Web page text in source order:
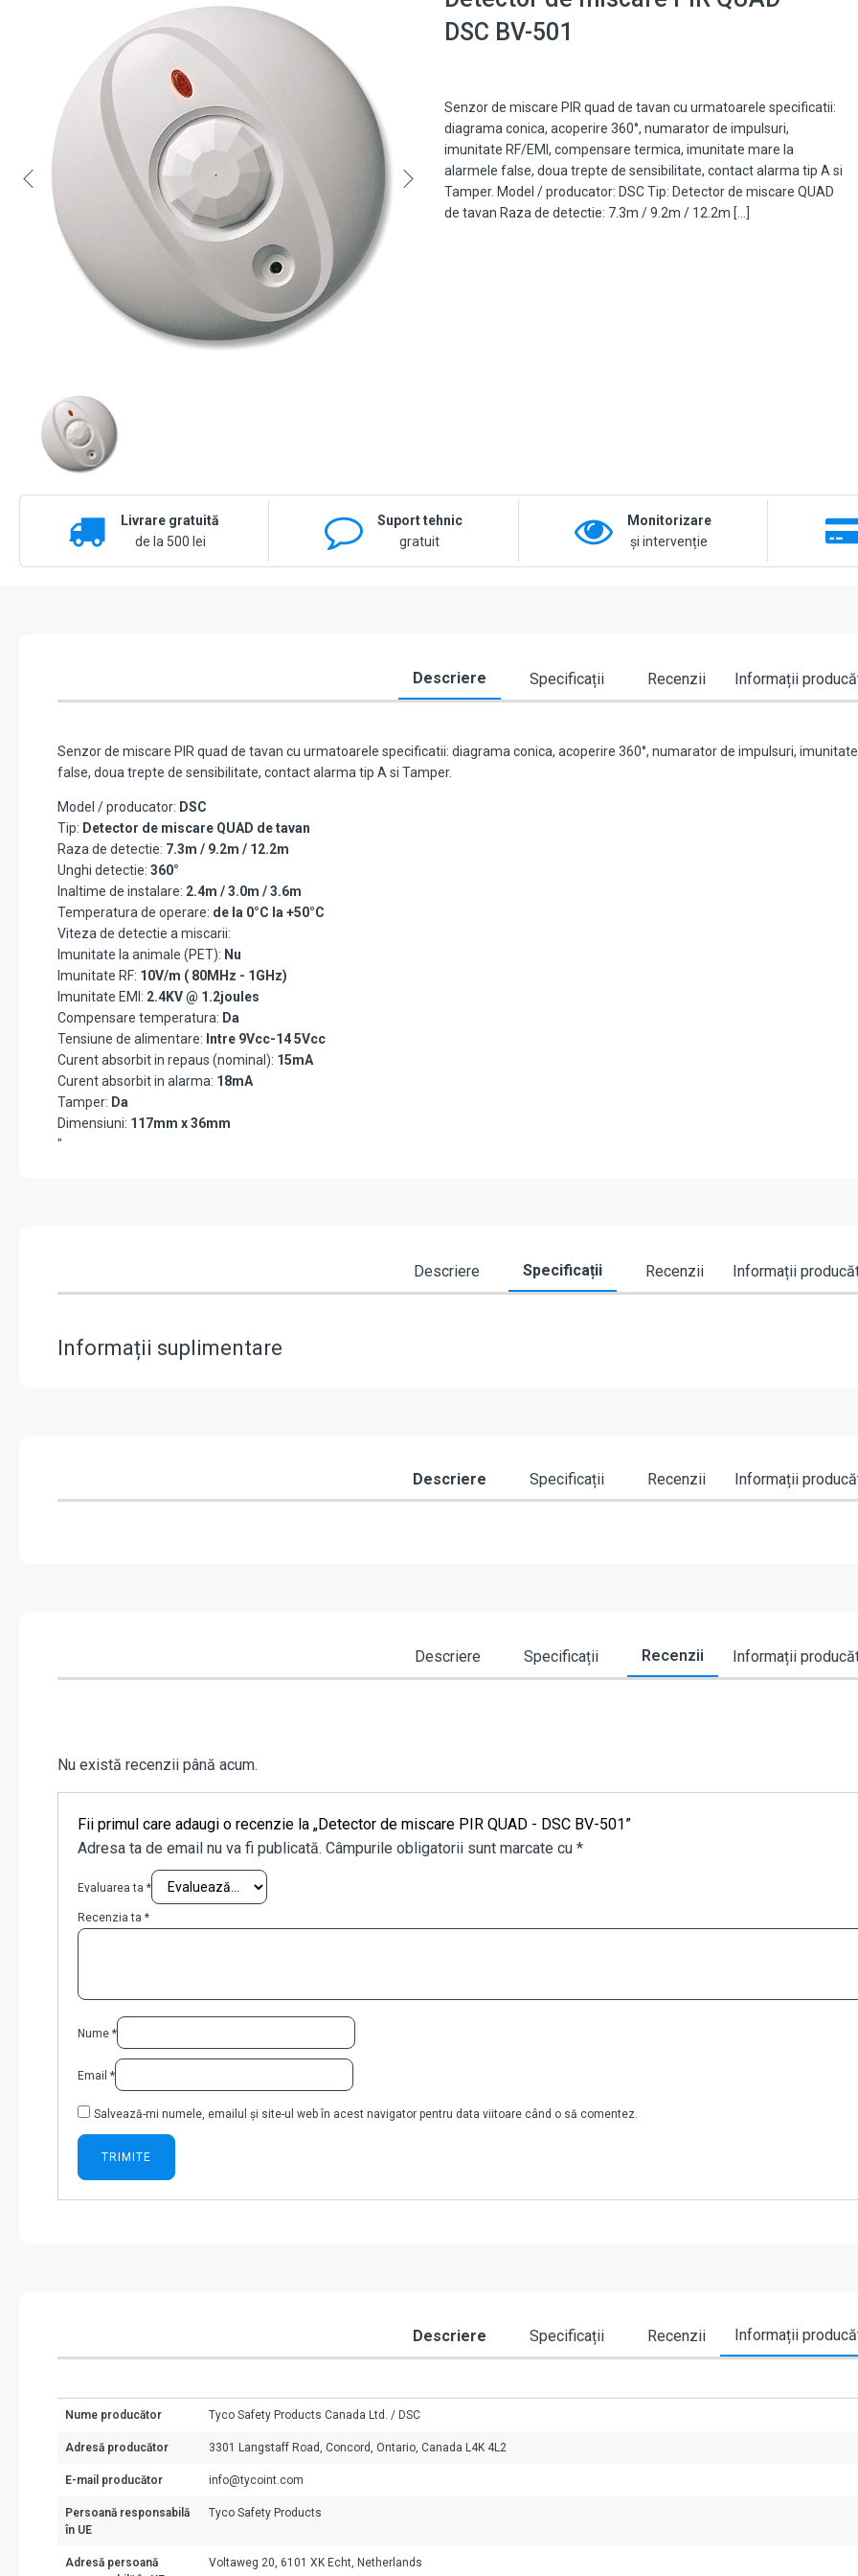
DSC BV-501
Senzor de miscare PIR quad de tavan cu urmatoarele specificatii:
diagrama conica, acoperire 360°, numarator de impulsuri,
imunitate RF/EMI, compensare termica, imunitate mare la
alarmele false, doua trepte de sensibilitate, contact alarma tip A si
Tamper. Model / producator: DSC Tip: Detector de miscare QUAD
de tavan Raza de detectie: 7.3m / 9.2m / 12.2m […]
Livrare gratuită
de la 500 lei
Suport tehnic
gratuit
Monitorizare
și intervenție
Descriere Specificații Recenzii Informații
Senzor de miscare PIR quad de tavan cu urmatoarele specificatii: diagrama conica, acoperire 360°, numarator de impulsuri,
false, doua trepte de sensibilitate, contact alarma tip A si Tamper.
Model / producator: DSC
Tip: Detector de miscare QUAD de tavan
Raza de detectie: 7.3m / 9.2m / 12.2m
Unghi detectie: 360°
Inaltime de instalare: 2.4m / 3.0m / 3.6m
Temperatura de operare: de la 0°C la +50°C
Viteza de detectie a miscarii:
Imunitate la animale (PET): Nu
Imunitate RF: 10V/m ( 80MHz - 1GHz)
Imunitate EMI: 2.4KV @ 1.2joules
Compensare temperatura: Da
Tensiune de alimentare: Intre 9Vcc-14 5Vcc
Curent absorbit in repaus (nominal): 15mA
Curent absorbit in alarma: 18mA
Tamper: Da
Dimensiuni: 117mm x 36mm
"
Descriere Specificații Recenzii Informații
Informații suplimentare
Descriere Specificații Recenzii Informații
Descriere Specificații Recenzii Informații
Nu există recenzii până acum.
Fii primul care adaugi o recenzie la „Detector de miscare PIR QUAD - DSC BV-501”
Adresa ta de email nu va fi publicată. Câmpurile obligatorii sunt marcate cu *
Evaluarea ta *
Recenzia ta *
Nume *
Email *
Salvează-mi numele, emailul și site-ul web în acest navigator pentru data viitoare când o să comentez.
Descriere Specificații Recenzii Informații
Nume producător Tyco Safety Products Canada Ltd. / DSC
Adresă producător 3301 Langstaff Road, Concord, Ontario, Canada L4K 4L2
E-mail producător info@tycoint.com
Persoană responsabilă
în UE
Tyco Safety Products
Adresă persoană
Voltaweg 20, 6101 XK Echt, Netherlands